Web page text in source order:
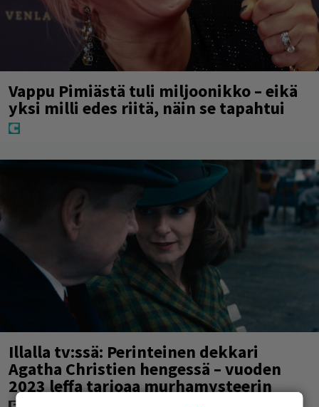
Vappu Pimiästä tuli miljoonikko – eikä
yksi milli edes riitä, näin se tapahtui
Illalla tv:ssä: Perinteinen dekkari
Agatha Christien hengessä – vuoden
2023 leffa tarjoaa murhamysteerin